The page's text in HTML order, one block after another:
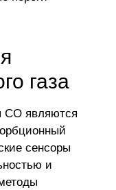
газа
СО являются
сенсоры
и